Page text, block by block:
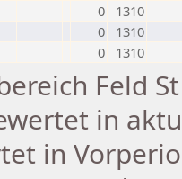
0
1310
0
1310
0 1310
Feld
in
in